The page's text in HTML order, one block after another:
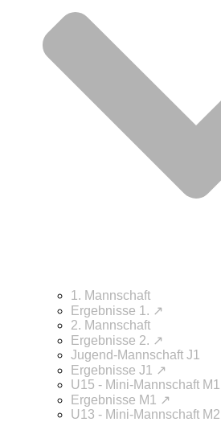
1. Mannschaft
Ergebnisse 1. ↗
2. Mannschaft
Ergebnisse 2. ↗
Jugend-Mannschaft J1
Ergebnisse J1 ↗
U15 - Mini-Mannschaft M1
Ergebnisse M1 ↗
U13 - Mini-Mannschaft M2